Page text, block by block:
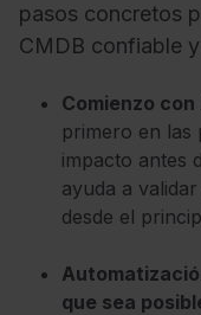
pasos concretos
CMDB confiable
Comienzo
primero en las
impacto antes
ayuda a
desde el
que sea